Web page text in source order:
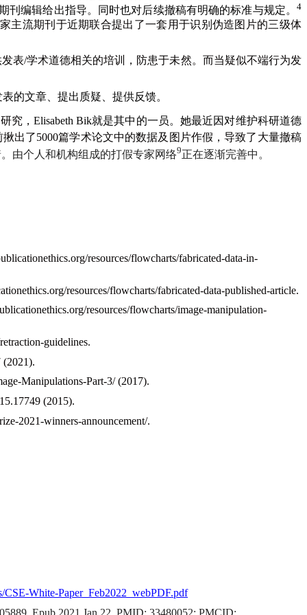
刊编辑给出指导。同时也对后续撤稿有明确的标准与规定。4
主流期刊于近期联合提出了一套用于识别伪造图片的三级体
表/学术道德相关的培训，防患于未然。而当疑似不端行为发
的文章、提出质疑、提供反馈。
究， Elisabeth Bik就是其中的一员。她最近因对维护科研道德
揪出了5000篇学术论文中的数据及图片作假，导致了大量撤稿
由个人和机构组成的打假专家网络9正在逐渐完善中。
resources/flowcharts/fabricated-data-in-
resources/flowcharts/fabricated-data-published-article.
resources/flowcharts/image-manipulation-
guidelines.
(2021).
Manipulations-Part-3/ (2017).
(2015).
2021-winners-announcement/.
White-Paper_Feb2022_webPDF.pdf
Epub 2021 Jan 22. PMID: 33480052; PMCID: